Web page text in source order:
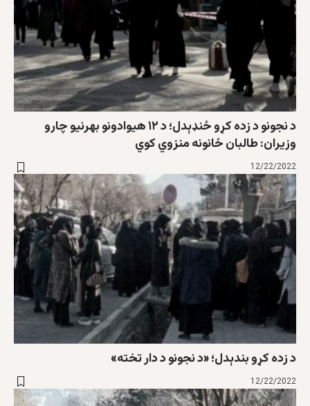
د نجونو د زده کړو ځنډېدل؛ د ۱۲ هيوادونو بهرنيو چارو
وزيران: طالبان ځانونه منزوي کوي
12/22/2022
د زده کړو بندېدل؛ «د نجونو د دار تخته»
12/22/2022